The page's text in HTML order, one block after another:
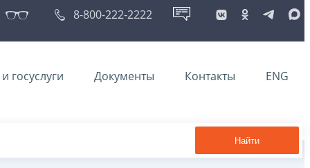
8-800-222-2222
госуслуги Документы Контакты ENG
Найти